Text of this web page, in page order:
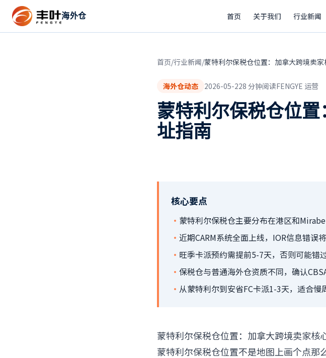
海外仓 首页 关于我们 行业新闻
首页/行业新闻/蒙特利尔保税仓位置：加拿大跨境卖
海外仓动态 2026-05-228 分钟阅读FENGYE 运营
蒙特利尔保税仓位
址指南
核心要点
· 蒙特利尔保税仓主要分布在港区和
· 近期CARM系统全面上线，IOR信息错误
· 旺季卡派预约需提前5-7天，否则可能错
· 保税仓与普通海外仓资质不同，确认
· 从蒙特利尔到安省FC卡派1-3天，适合慢
蒙特利尔保税仓位置：加拿大跨境卖家核
蒙特利尔保税仓位置不是地图上画个点